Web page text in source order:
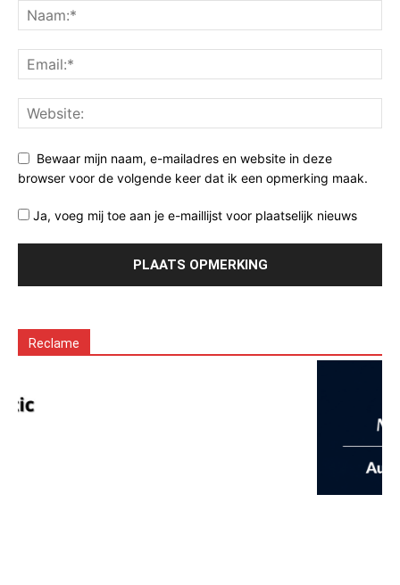
Bewaar mijn naam, e-mailadres en website in deze
browser voor de volgende keer dat ik een opmerking maak.
Ja, voeg mij toe aan je e-maillijst voor plaatselijk nieuws
Reclame